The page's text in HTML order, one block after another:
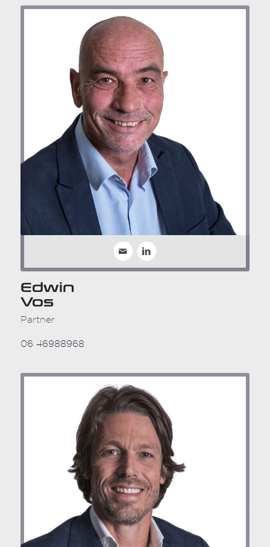
Edwin
Vos
Partner
06 46988968